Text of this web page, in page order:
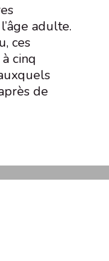
adulte.
ces
cinq
de